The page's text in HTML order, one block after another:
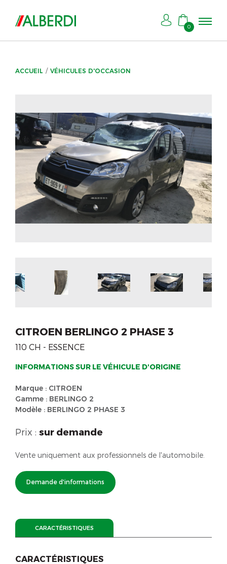
0
ACCUEIL VÉHICULES D'OCCASION
CITROEN BERLINGO 2 PHASE 3
110 CH - ESSENCE
INFORMATIONS SUR LE VÉHICULE D'ORIGINE
Marque : CITROEN
Gamme : BERLINGO 2
Modèle : BERLINGO 2 PHASE 3
Prix : sur demande
Vente uniquement aux professionnels de l'automobile.
Demande d'informations
CARACTÉRISTIQUES
CARACTÉRISTIQUES